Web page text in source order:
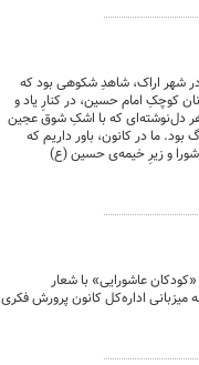
شهر اراک، شاهدِ شکوهی بود که
کوچکِ امام حسین، در کنارِ یاد و
دل‌نوشته‌ای که با اشکِ شوق عجین
ما در کانون، باور داریم که
و زیرِ خیمه‌ی حسین (ع)
عاشورایی» با شعار
اداره‌کل کانون پرورش فکری